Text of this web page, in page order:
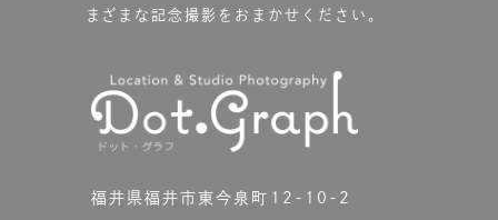
まざまな記念撮影をおまかせください。
福井県福井市東今泉町12-10-2